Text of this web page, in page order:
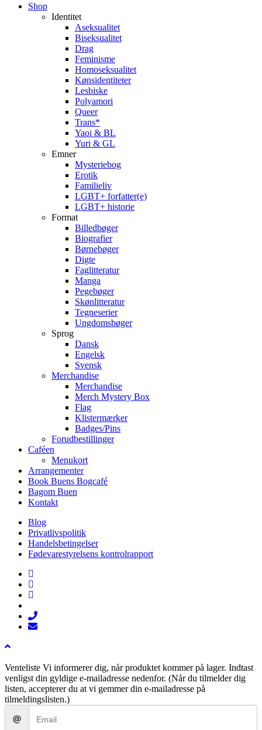
Close
Shop
Identitet
Aseksualitet
Biseksualitet
Drag
Feminisme
Homoseksualitet
Kønsidentiteter
Lesbiske
Polyamori
Queer
Trans*
Yaoi & BL
Yuri & GL
Emner
Mysteriebog
Erotik
Familieliv
LGBT+ forfatter(e)
LGBT+ historie
Format
Billedbøger
Biografier
Børnebøger
Digte
Faglitteratur
Manga
Pegebøger
Skønlitteratur
Tegneserier
Ungdomsbøger
Sprog
Dansk
Engelsk
Svensk
Merchandise
Merchandise
Merch Mystery Box
Flag
Klistermærker
Badges/Pins
Forudbestillinger
Caféen
Menukort
Arrangementer
Book Buens Bogcafé
Bagom Buen
Kontakt
Blog
Privatlivspolitik
Handelsbetingelser
Fødevarestyrelsens kontrolrapport
facebook
linkedin
instagram
phone
email
Venteliste Vi informerer dig, når produktet kommer på lager. Indtast
venligst din gyldige e-mailadresse nedenfor. (Når du tilmelder dig
listen, accepterer du at vi gemmer din e-mailadresse på
tilmeldingslisten.)